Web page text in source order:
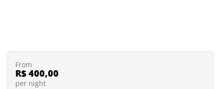
From
R$ 400,00
per night